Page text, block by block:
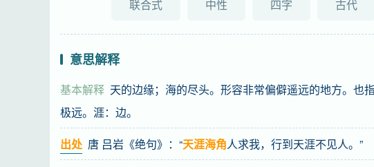
联合式 中性 四字 古代
意思解释
基本解释 天的边缘；海的尽头。形容非常偏僻遥远的地方。也
极远。涯：边。
出处 唐 吕岩《绝句》：“天涯海角人求我，行到天涯不见人。”